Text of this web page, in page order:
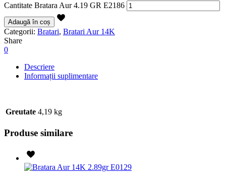
Cantitate Bratara Aur 4.19 GR E2186
Adaugă în coș
Categorii: Bratari, Bratari Aur 14K
Share
0
Descriere
Informații suplimentare
Greutate 4,19 kg
Produse similare